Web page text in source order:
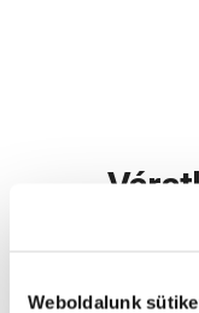
Weboldalunk